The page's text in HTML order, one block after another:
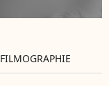
FILMOGRAPHIE